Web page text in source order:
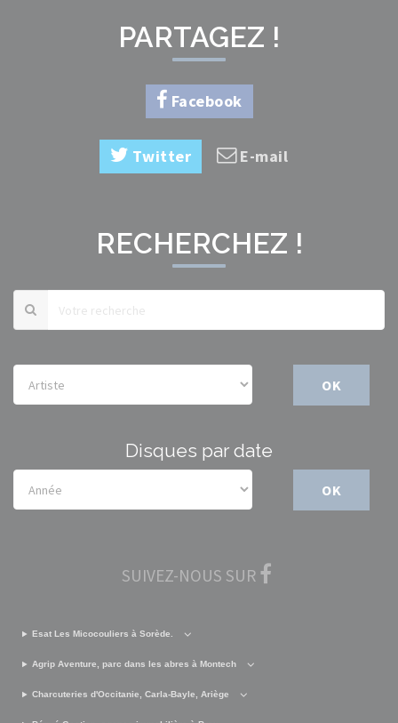
PARTAGEZ !
Facebook
Twitter E-mail
RECHERCHEZ !
OK
Disques par date
OK
SUIVEZ-NOUS SUR
Esat Les Micocouliers à Sorède.
Agrip Aventure, parc dans les abres à Montech
Charcuteries d'Occitanie, Carla-Bayle, Ariège